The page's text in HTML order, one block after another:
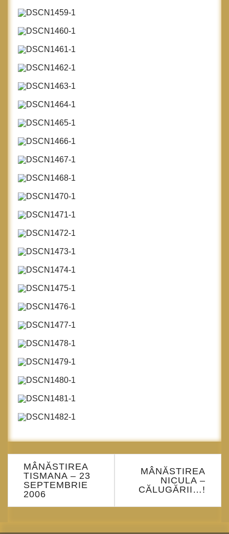
Navigare
articole
MÂNĂSTIREA
TISMANA – 23
SEPTEMBRIE
2006
MÂNĂSTIREA
NICULA –
CĂLUGĂRII…!